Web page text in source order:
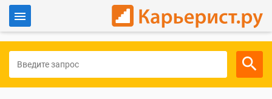
Для работодателей